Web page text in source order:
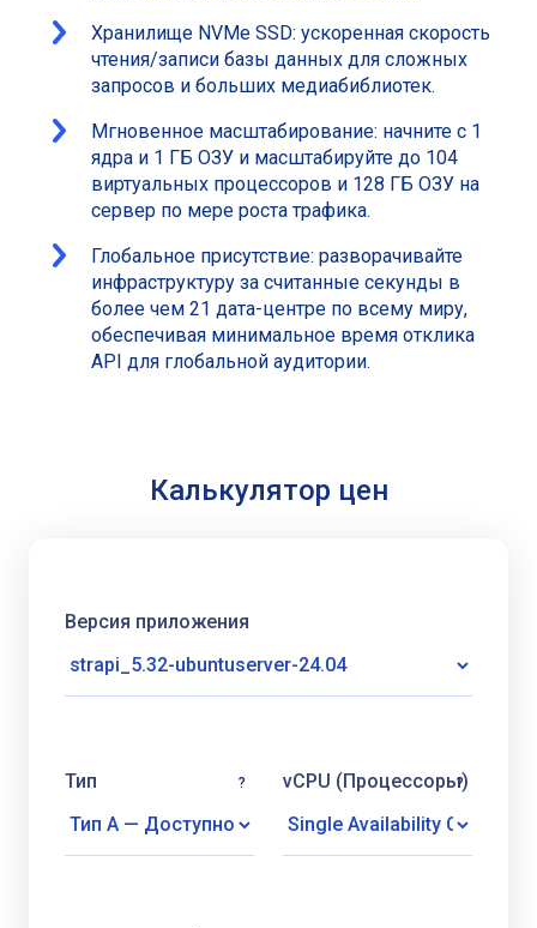
Хранилище NVMe SSD: ускоренная скорость
чтения/записи базы данных для сложных
запросов и больших медиабиблиотек.
Мгновенное масштабирование: начните с 1
ядра и 1 ГБ ОЗУ и масштабируйте до 104
виртуальных процессоров и 128 ГБ ОЗУ на
сервер по мере роста трафика.
Глобальное присутствие: разворачивайте
инфраструктуру за считанные секунды в
более чем 21 дата-центре по всему миру,
обеспечивая минимальное время отклика
API для глобальной аудитории.
Калькулятор цен
Версия приложения
Тип ? vCPU (Процессоры)
?